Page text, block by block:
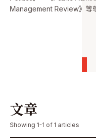
Management Review》等
文章
Showing 1-1 of 1 articles